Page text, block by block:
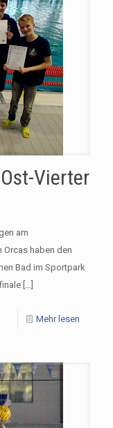
Vierter
am
haben den
Bad im Sportpark
[…]
Mehr lesen